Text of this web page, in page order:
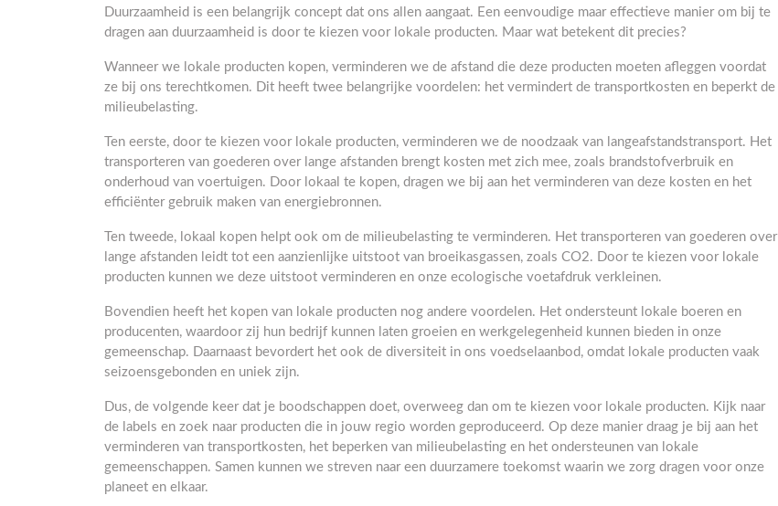
Duurzaamheid is een belangrijk concept dat ons allen aangaat. Een eenvoudige maar effectieve manier om bij te
dragen aan duurzaamheid is door te kiezen voor lokale producten. Maar wat betekent dit precies?
Wanneer we lokale producten kopen, verminderen we de afstand die deze producten moeten afleggen voordat
ze bij ons terechtkomen. Dit heeft twee belangrijke voordelen: het vermindert de transportkosten en beperkt de
milieubelasting.
Ten eerste, door te kiezen voor lokale producten, verminderen we de noodzaak van langeafstandstransport. Het
transporteren van goederen over lange afstanden brengt kosten met zich mee, zoals brandstofverbruik en
onderhoud van voertuigen. Door lokaal te kopen, dragen we bij aan het verminderen van deze kosten en het
efficiënter gebruik maken van energiebronnen.
Ten tweede, lokaal kopen helpt ook om de milieubelasting te verminderen. Het transporteren van goederen over
lange afstanden leidt tot een aanzienlijke uitstoot van broeikasgassen, zoals CO2. Door te kiezen voor lokale
producten kunnen we deze uitstoot verminderen en onze ecologische voetafdruk verkleinen.
Bovendien heeft het kopen van lokale producten nog andere voordelen. Het ondersteunt lokale boeren en
producenten, waardoor zij hun bedrijf kunnen laten groeien en werkgelegenheid kunnen bieden in onze
gemeenschap. Daarnaast bevordert het ook de diversiteit in ons voedselaanbod, omdat lokale producten vaak
seizoensgebonden en uniek zijn.
Dus, de volgende keer dat je boodschappen doet, overweeg dan om te kiezen voor lokale producten. Kijk naar
de labels en zoek naar producten die in jouw regio worden geproduceerd. Op deze manier draag je bij aan het
verminderen van transportkosten, het beperken van milieubelasting en het ondersteunen van lokale
gemeenschappen. Samen kunnen we streven naar een duurzamere toekomst waarin we zorg dragen voor onze
planeet en elkaar.